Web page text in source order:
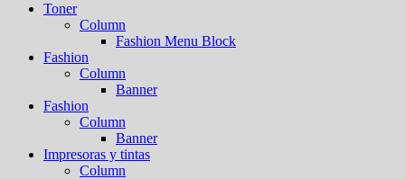
Toner
Column
Fashion Menu Block
Fashion
Column
Banner
Fashion
Column
Banner
Impresoras y tintas
Column